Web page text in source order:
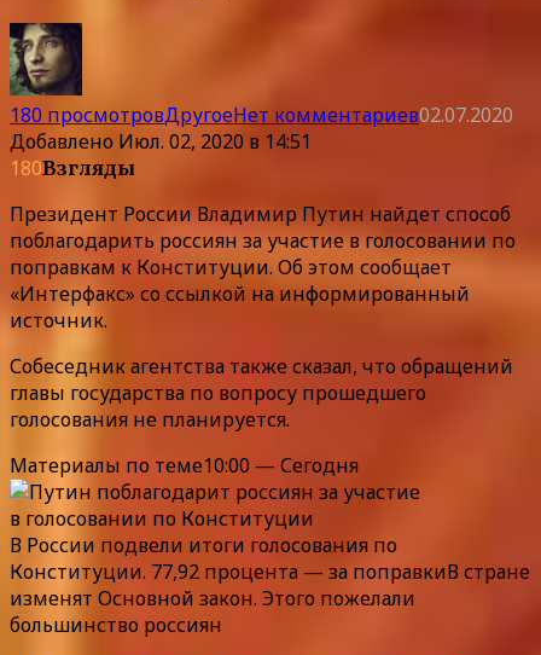
180 просмотровДругоеНет комментариев02.07.2020
Добавлено Июл. 02, 2020 в 14:51
180Взгляды
Президент России Владимир Путин найдет способ
поблагодарить россиян за участие в голосовании по
поправкам к Конституции. Об этом сообщает
«Интерфакс» со ссылкой на информированный
источник.
Собеседник агентства также сказал, что обращений
главы государства по вопросу прошедшего
голосования не планируется.
Материалы по теме10:00 — Сегодня
В России подвели итоги голосования по
Конституции. 77,92 процента — за поправкиВ стране
изменят Основной закон. Этого пожелали
большинство россиян